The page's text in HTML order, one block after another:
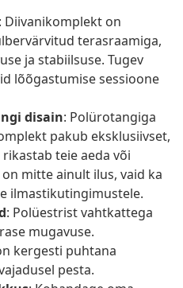
: Diivanikomplekt on
terasraamiga,
ja stabiilsuse. Tugev
lõõgastumise sessioone
disain: Polürotangiga
pakub eksklusiivset,
teie aeda või
mitte ainult ilus, vaid ka
ilmastikutingimustele.
: Polüestrist vahtkattega
mugavuse.
kergesti puhtana
pesta.